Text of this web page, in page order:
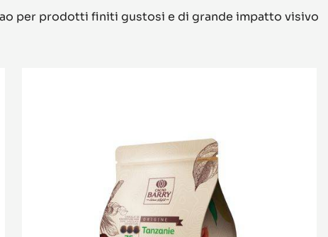
per prodotti finiti gustosi e di grande impatto visivo